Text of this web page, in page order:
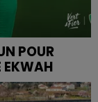
POUR
EKWAH